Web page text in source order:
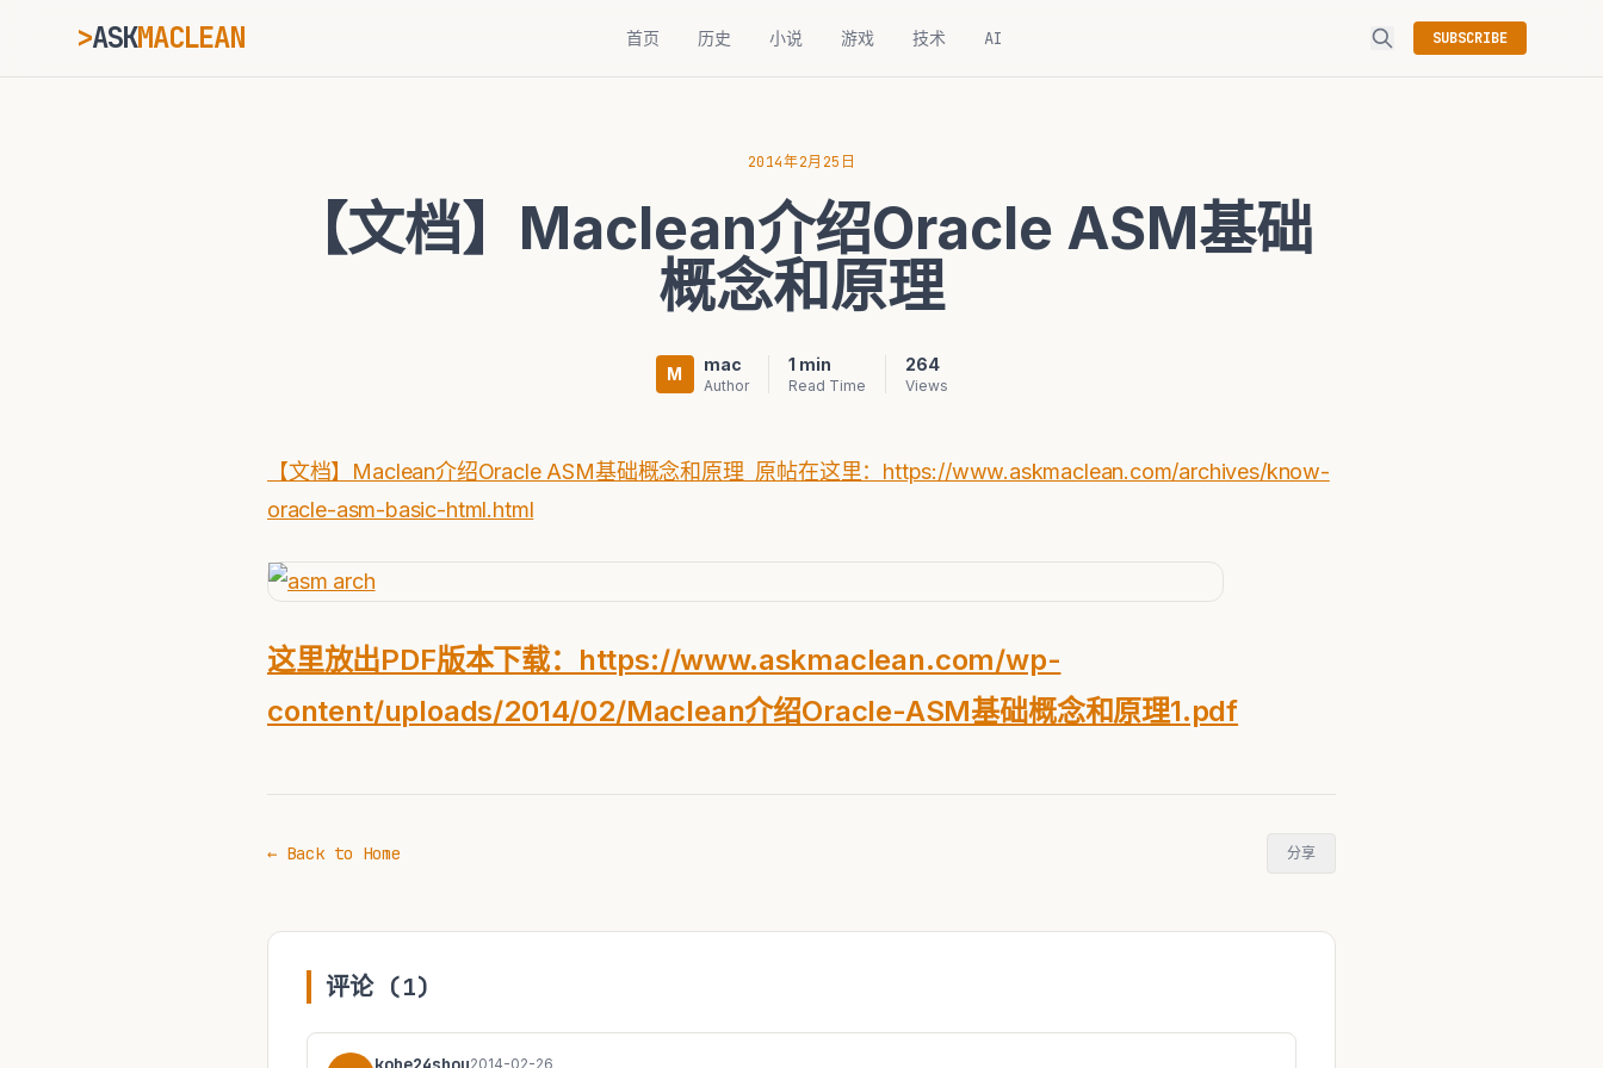
>ASKMACLEAN_ 首页 历史 小说 游戏 技术 AI SUBSCRIBE
2014年2月25日
【文档】Maclean介绍Oracle ASM基础
概念和原理
M mac
Author
1 min
Read Time
264
Views
【文档】Maclean介绍Oracle ASM基础概念和原理 原帖在这里：https://www.askmaclean.com/archives/know-
oracle-asm-basic-html.html
这里放出PDF版本下载：https://www.askmaclean.com/wp-
content/uploads/2014/02/Maclean介绍Oracle-ASM基础概念和原理1.pdf
← Back to Home 分享
评论 (1)
2014-02-26